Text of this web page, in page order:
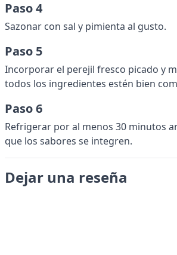
Paso 4
Sazonar con sal y pimienta al gusto.
Paso 5
Incorporar el perejil fresco picado y
todos los ingredientes estén bien
Paso 6
Refrigerar por al menos 30 minutos
que los sabores se integren.
Dejar una reseña